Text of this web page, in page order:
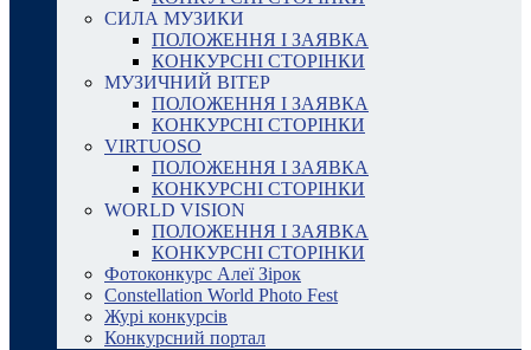
СИЛА МУЗИКИ
ПОЛОЖЕННЯ І ЗАЯВКА
КОНКУРСНІ СТОРІНКИ
МУЗИЧНИЙ ВІТЕР
ПОЛОЖЕННЯ І ЗАЯВКА
КОНКУРСНІ СТОРІНКИ
VIRTUOSO
ПОЛОЖЕННЯ І ЗАЯВКА
КОНКУРСНІ СТОРІНКИ
WORLD VISION
ПОЛОЖЕННЯ І ЗАЯВКА
КОНКУРСНІ СТОРІНКИ
Фотоконкурс Алеї Зірок
Constellation World Photo Fest
Журі конкурсів
Конкурсний портал